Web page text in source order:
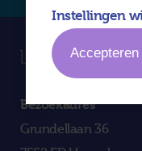
Bezoekadres
Grundellaan 36
Instellingen
Accepteren